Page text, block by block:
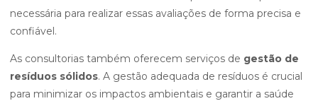
necessária para realizar essas avaliações de forma precisa e
confiável.
As consultorias também oferecem serviços de gestão de
resíduos sólidos. A gestão adequada de resíduos é crucial
para minimizar os impactos ambientais e garantir a saúde